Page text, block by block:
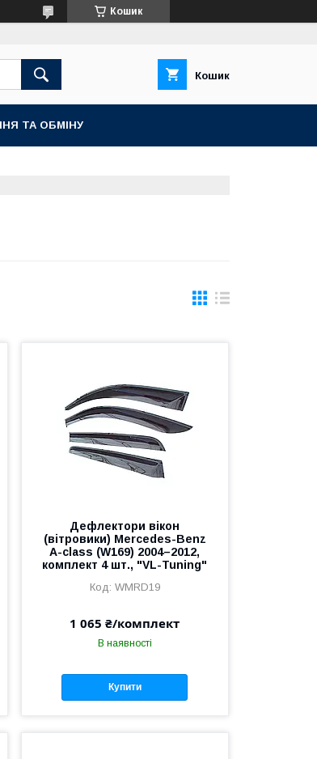
Кошик
Кошик
ТА ОБМІНУ
Дефлектори вікон
(вітровики) Mercedes-Benz
A-class (W169) 2004–2012,
комплект 4 шт., "VL-Tuning"
WMRD19
1 065 ₴/комплект
В наявності
Купити